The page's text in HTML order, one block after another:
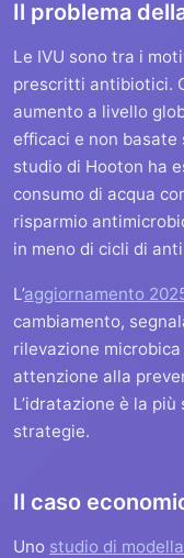
Il problema
Le IVU sono tra i
prescritti antibiotici.
aumento a livello
efficaci e non
studio di Hooton ha
consumo di acqua
risparmio
in meno di cicli di
L’aggiornamento
cambiamento,
rilevazione
attenzione alla
L’idratazione è la
strategie.
Il caso
Uno studio di